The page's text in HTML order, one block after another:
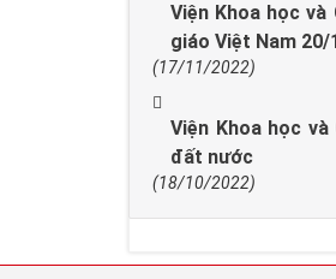
Viện Khoa học
giáo Việt Nam 20/
(17/11/2022)
Viện Khoa học
đất nước
(18/10/2022)